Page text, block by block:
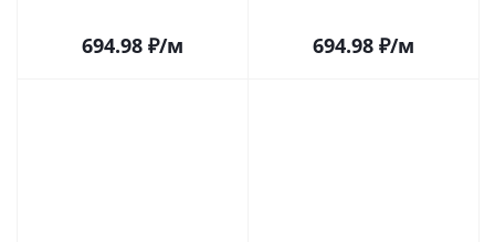
694.98 ₽/м 694.98 ₽/м